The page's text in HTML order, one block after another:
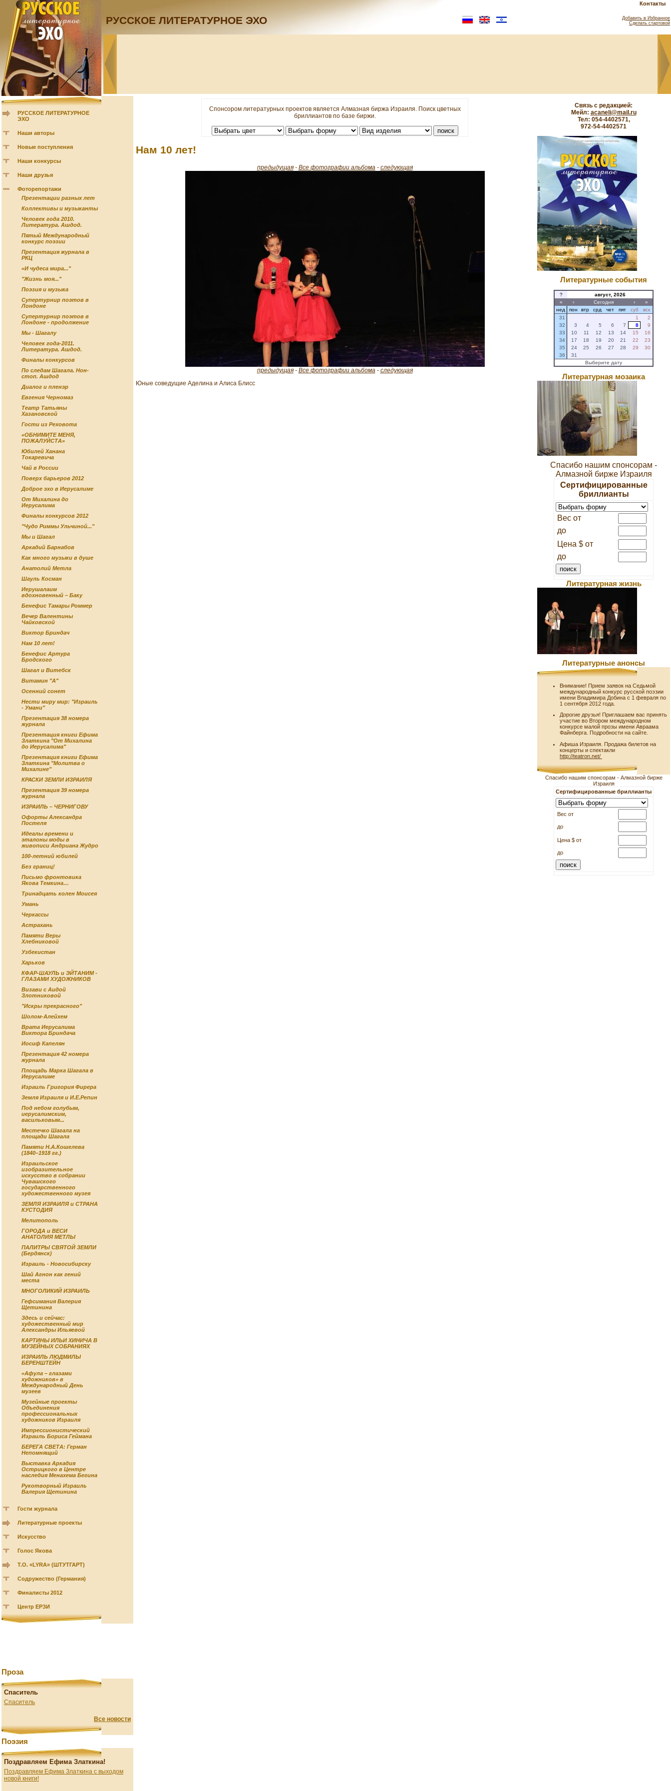
Контакты
РУССКОЕ ЛИТЕРАТУРНОЕ ЭХО
Добавить в Избранное
Сделать стартовой
РУССКОЕ ЛИТЕРАТУРНОЕ
ЭХО
Наши авторы
Новые поступления
Наши конкурсы
Наши друзья
Фоторепортажи
Презентации разных лет
Коллективы и музыканты
Человек года 2010.
Литература. Ашдод.
Пятый Международный
конкурс поэзии
Презентация журнала в
РКЦ
«И чудеса мира..."
"Жизнь моя..."
Поэзия и музыка
Супертурнир поэтов в
Лондоне
Супертурнир поэтов в
Лондоне - продолжение
Мы - Шагалу
Человек года-2011.
Литература. Ашдод.
Финалы конкурсов
По следам Шагала. Нон-
стоп. Ашдод
Диалог и пленэр
Евгения Черномаз
Театр Татьяны
Хазановской
Гости из Реховота
«ОБНИМИТЕ МЕНЯ,
ПОЖАЛУЙСТА»
Юбилей Ханана
Токаревича
Чай в России
Поверх барьеров 2012
Доброе эхо в Иерусалиме
От Михалина до
Иерусалима
Финалы конкурсов 2012
"Чудо Риммы Ульчиной..."
Мы и Шагал
Аркадий Барнабов
Как много музыки в душе
Анатолий Метла
Шауль Косман
Иерушалаим
вдохновенный – Баку
Бенефис Тамары Роммер
Вечер Валентины
Чайковской
Виктор Бриндач
Нам 10 лет!
Бенефис Артура
Бродского
Шагал и Витебск
Витамин "А"
Осенний сонет
Нести миру мир: "Израиль
- Умани"
Презентация 38 номера
журнала
Презентация книги Ефима
Златкина "От Михалина
до Иерусалима"
Презентация книги Ефима
Златкина "Молитва о
Михалине"
КРАСКИ ЗЕМЛИ ИЗРАИЛЯ
Презентация 39 номера
журнала
ИЗРАИЛЬ – ЧЕРНИГОВУ
Офорты Александра
Постеля
Идеалы времени и
эталоны моды в
живописи Андриана Жудро
100-летний юбилей
Без границ!
Письмо фронтовика
Якова Темкина…
Тринадцать колен Моисея
Умань
Черкассы
Астрахань
Памяти Веры
Хлебниковой
Узбекистан
Харьков
КФАР-ШАУЛЬ и ЭЙТАНИМ -
ГЛАЗАМИ ХУДОЖНИКОВ
Визави с Аидой
Злотниковой
"Искры прекрасного"
Шолом-Алейхем
Врата Иерусалима
Виктора Бриндача
Иосиф Капелян
Презентация 42 номера
журнала
Площадь Марка Шагала в
Иерусалиме
Израиль Григория Фирера
Земля Израиля и И.Е.Репин
Под небом голубым,
иерусалимским,
васильковым...
Местечко Шагала на
площади Шагала
Памяти Н.А.Кошелева
(1840–1918 гг.)
Израильское
изобразительное
искусство в собрании
Чувашского
государственного
художественного музея
ЗЕМЛЯ ИЗРАИЛЯ и СТРАНА
КУСТОДИЯ
Мелитополь
ГОРОДА и ВЕСИ
АНАТОЛИЯ МЕТЛЫ
ПАЛИТРЫ СВЯТОЙ ЗЕМЛИ
(Бердянск)
Израиль - Новосибирску
Шай Агнон как гений
места
МНОГОЛИКИЙ ИЗРАИЛЬ
Гефсимания Валерия
Щетинина
Здесь и сейчас:
художественный мир
Александры Ильяевой
КАРТИНЫ ИЛЬИ ХИНИЧА В
МУЗЕЙНЫХ СОБРАНИЯХ
ИЗРАИЛЬ ЛЮДМИЛЫ
БЕРЕНШТЕЙН
«Афула – глазами
художников» в
Международный День
музеев
Музейные проекты
Объединения
профессиональных
художников Израиля
Импрессионистический
Израиль Бориса Геймана
БЕРЕГА СВЕТА: Герман
Непомнящий
Выставка Аркадия
Острицкого в Центре
наследия Менахема Бегина
Рукотворный Израиль
Валерия Щетинина
Гости журнала
Литературные проекты
Искусство
Голос Якова
Т.О. «LYRA» (ШТУТГАРТ)
Содружество (Германия)
Финалисты 2012
Центр ЕРЗИ
Проза
Спаситель
Спаситель
Все новости
Поэзия
Поздравляем Ефима Златкина!
Поздравляем Ефима Златкина с выходом
новой книги!
Спонсором литературных проектов является Алмазная биржа Израиля. Поиск цветных
бриллиантов по базе биржи.
Нам 10 лет!
предыдущая- Все фотографии альбома - следующая
предыдущая- Все фотографии альбома - следующая
Юные соведущие Аделина и Алиса Блисс
Связь с редакцией:
Мейл: acaneli@mail.ru
Тел: 054-4402571,
972-54-4402571
Литературные события
?
август, 2026
«
‹ Сегодня ›
»
нед
пон втр срд чет пят суб
вск
31
1
2
32
3 4 5 6 7 8
9
33
10 11 12 13 14 15
16
34
17 18 19 20 21 22
23
35
24 25 26 27 28 29
30
36
31
Выберите дату
Литературная мозаика
Спасибо нашим спонсорам -
Алмазной бирже Израиля
Сертифицированные
бриллианты
Вес от
до
Цена $ от
до
Литературная жизнь
Литературные анонсы
Внимание! Прием заявок на Седьмой
международный конкурс русской поэзии
имени Владимира Добина с 1 февраля по
1 сентября 2012 года.
Дорогие друзья! Приглашаем вас принять
участие во Втором международном
конкурсе малой прозы имени Авраама
Файнберга. Подробности на сайте.
Афиша Израиля. Продажа билетов на
концерты и спектакли
http://teatron.net/
Спасибо нашим спонсорам - Алмазной бирже
Израиля
Сертифицированные бриллианты
Вес от
до
Цена $ от
до